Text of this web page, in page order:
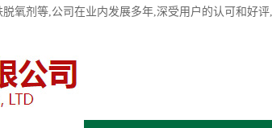
脱氧剂等,公司在业内发展多年,深受用户的认可和好